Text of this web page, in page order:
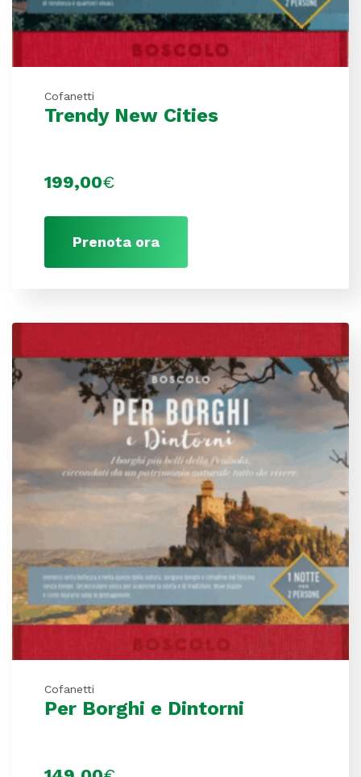
Cofanetti
Trendy New Cities
199,00€
Prenota ora
Cofanetti
Per Borghi e Dintorni